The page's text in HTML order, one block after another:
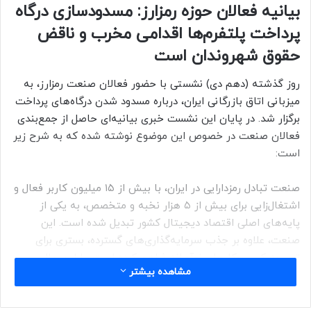
بیانیه فعالان حوزه رمزارز: مسدودسازی درگاه
پرداخت پلتفرم‌ها اقدامی مخرب و ناقض
حقوق شهروندان است
روز گذشته (دهم دی) نشستی با حضور فعالان صنعت رمزارز، به
میزبانی اتاق بازرگانی ایران، درباره مسدود شدن درگاه‌های پرداخت
برگزار شد. در پایان این نشست خبری بیانیه‌ای حاصل از جمع‌بندی
فعالان صنعت در خصوص این موضوع نوشته شده که به شرح زیر
است:
صنعت تبادل رمزدارایی در ایران، با بیش از ۱۵ میلیون کاربر فعال و
اشتغال‌زایی برای بیش از ۵ هزار نخبه و متخصص، به یکی از
پایه‌های اصلی اقتصاد دیجیتال کشور تبدیل شده است. این
صنعت، علاوه بر جذب سرمایه‌گذاری‌های گسترده، بستری برای
توسعه کسب‌وکارهای نوآورانه فراهم کرده است. با این حال،
تصمیمات اخیر بانک مرکزی در مسدودسازی و محدودسازی
آینده این صنعت وارد کرده است.
مشاهده بیشتر